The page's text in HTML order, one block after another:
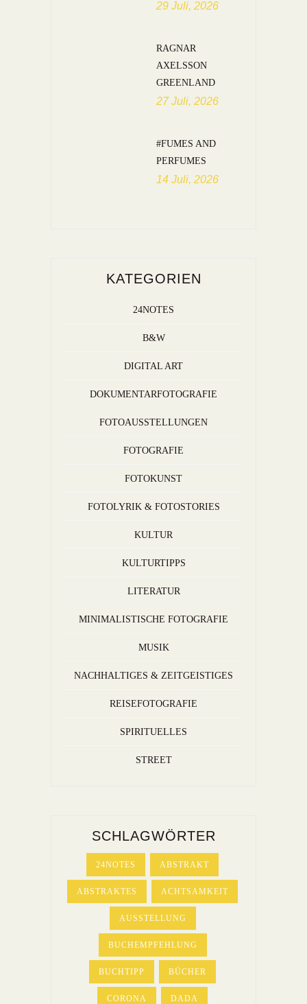
29 Juli, 2026
RAGNAR
AXELSSON
GREENLAND
27 Juli, 2026
#FUMES AND
PERFUMES
14 Juli, 2026
KATEGORIEN
24NOTES
B&W
DIGITAL ART
DOKUMENTARFOTOGRAFIE
FOTOAUSSTELLUNGEN
FOTOGRAFIE
FOTOKUNST
FOTOLYRIK & FOTOSTORIES
KULTUR
KULTURTIPPS
LITERATUR
MINIMALISTISCHE FOTOGRAFIE
MUSIK
NACHHALTIGES & ZEITGEISTIGES
REISEFOTOGRAFIE
SPIRITUELLES
STREET
SCHLAGWÖRTER
24NOTES ABSTRAKT
ABSTRAKTES ACHTSAMKEIT
AUSSTELLUNG
BUCHEMPFEHLUNG
BUCHTIPP BÜCHER
CORONA DADA